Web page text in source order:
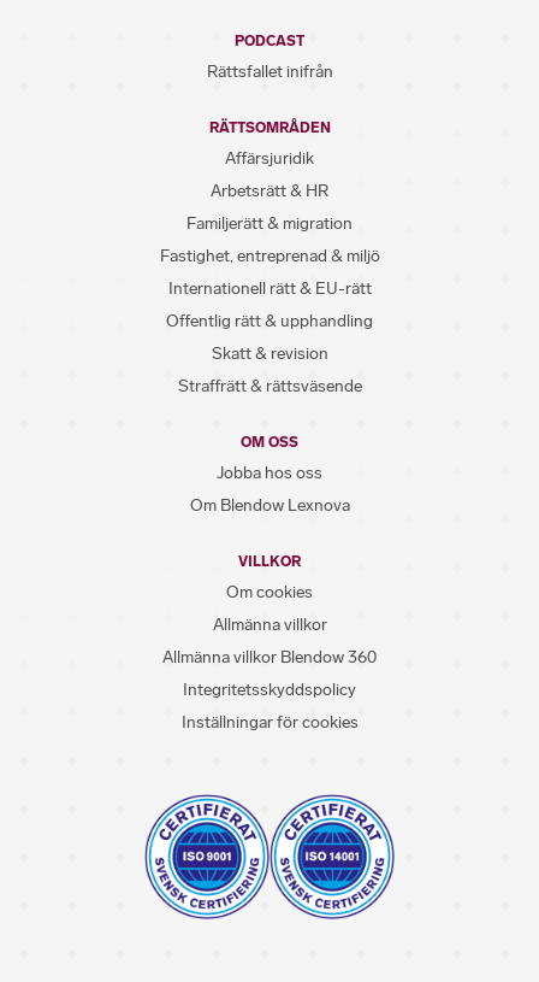
PODCAST
Rättsfallet inifrån
RÄTTSOMRÅDEN
Affärsjuridik
Arbetsrätt & HR
Familjerätt & migration
Fastighet, entreprenad & miljö
Internationell rätt & EU-rätt
Offentlig rätt & upphandling
Skatt & revision
Straffrätt & rättsväsende
OM OSS
Jobba hos oss
Om Blendow Lexnova
VILLKOR
Om cookies
Allmänna villkor
Allmänna villkor Blendow 360
Integritetsskyddspolicy
Inställningar för cookies